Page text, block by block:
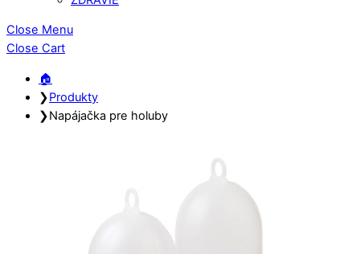
Close Menu
Close Cart
🏠︎
❯Produkty
❯Napájačka pre holuby